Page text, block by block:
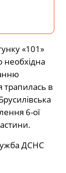
«101»
трапилась в
6-ої
ДСНС